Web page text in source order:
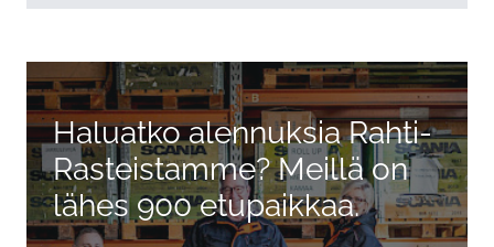
Haluatko alennuksia Rahti-
Rasteistamme? Meillä on
lähes 900 etupaikkaa.